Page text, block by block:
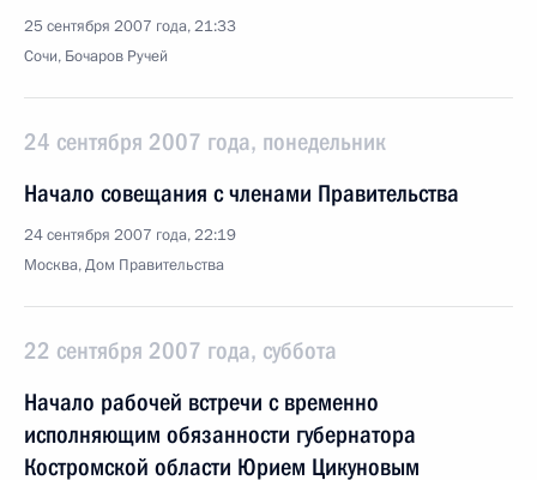
25 сентября 2007 года, 21:33
Сочи, Бочаров Ручей
24 сентября 2007 года, понедельник
Начало совещания с членами Правительства
24 сентября 2007 года, 22:19
Москва, Дом Правительства
22 сентября 2007 года, суббота
Начало рабочей встречи с временно
исполняющим обязанности губернатора
Костромской области Юрием Цикуновым